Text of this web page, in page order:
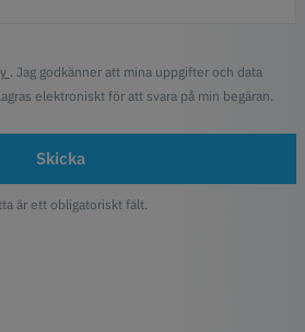
. Jag godkänner att mina uppgifter och data
elektroniskt för att svara på min begäran.
Skicka
är ett obligatoriskt fält.